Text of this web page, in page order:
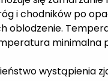
i chodników po
oblodzenie.
minimalna
wystąpienia